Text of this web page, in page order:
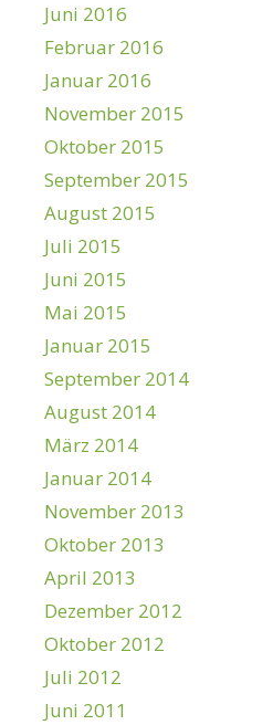
Juni 2016
Februar 2016
Januar 2016
November 2015
Oktober 2015
September 2015
August 2015
Juli 2015
Juni 2015
Mai 2015
Januar 2015
September 2014
August 2014
März 2014
Januar 2014
November 2013
Oktober 2013
April 2013
Dezember 2012
Oktober 2012
Juli 2012
Juni 2011